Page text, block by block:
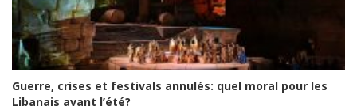
Guerre, crises et festivals annulés: quel moral pour les
Libanais avant l’été?